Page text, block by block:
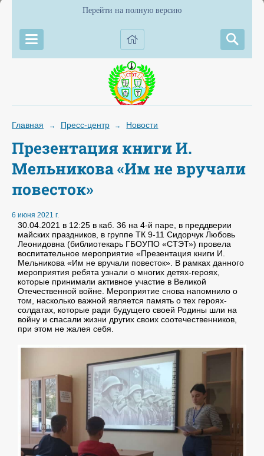
Перейти на полную версию
Главная → Пресс-центр → Новости
Презентация книги И.
Мельникова «Им не вручали
повесток»
6 июня 2021 г.
30.04.2021 в 12:25 в каб. 36 на 4-й паре, в преддверии
майских праздников, в группе ТК 9-11 Сидорчук Любовь
Леонидовна (библиотекарь ГБОУПО «СТЭТ») провела
воспитательное мероприятие «Презентация книги И.
Мельникова «Им не вручали повесток». В рамках данного
мероприятия ребята узнали о многих детях-героях,
которые принимали активное участие в Великой
Отечественной войне. Мероприятие снова напомнило о
том, насколько важной является память о тех героях-
солдатах, которые ради будущего своей Родины шли на
войну и спасали жизни других своих соотечественников,
при этом не жалея себя.